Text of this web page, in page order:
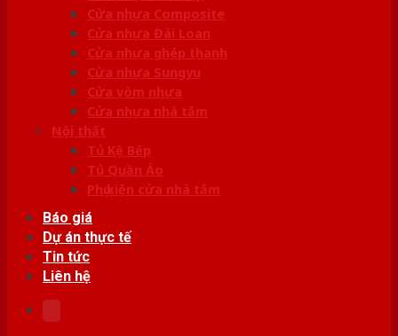
Cửa nhựa Composite
Cửa nhựa Đài Loan
Cửa nhựa ghép thanh
Cửa nhựa Sungyu
Cửa vòm nhựa
Cửa nhựa nhà tắm
Nội thất
Tủ Kệ Bếp
Tủ Quần Áo
Phụ kiện cửa nhà tắm
Báo giá
Dự án thực tế
Tin tức
Liên hệ